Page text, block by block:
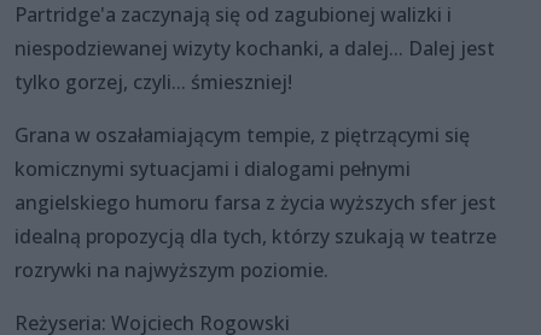
Partridge'a zaczynają się od zagubionej walizki i
niespodziewanej wizyty kochanki, a dalej... Dalej jest
tylko gorzej, czyli... śmieszniej!
Grana w oszałamiającym tempie, z piętrzącymi się
komicznymi sytuacjami i dialogami pełnymi
angielskiego humoru farsa z życia wyższych sfer jest
idealną propozycją dla tych, którzy szukają w teatrze
rozrywki na najwyższym poziomie.
Reżyseria: Wojciech Rogowski